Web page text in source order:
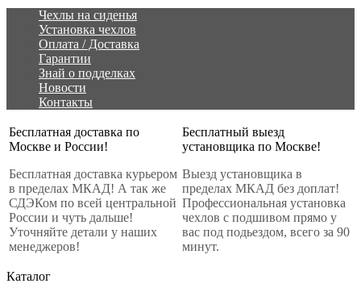
Чехлы на сиденья
Установка чехлов
Оплата / Доставка
Гарантии
Знай о подделках
Новости
Контакты
Бесплатная доставка по
Москве и России!
Бесплатная доставка курьером
в пределах МКАД! А так же
СДЭКом по всей центральной
России и чуть дальше!
Уточняйте детали у наших
менеджеров!
Бесплатный выезд
установщика по Москве!
Выезд установщика в
пределах МКАД без доплат!
Профессиональная установка
чехлов с подшивом прямо у
вас под подьездом, всего за 90
минут.
Каталог